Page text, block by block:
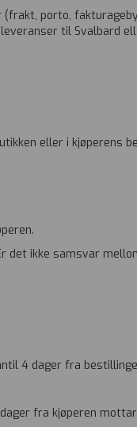
(frakt, porto,
til Svalbard
eller i kjøperens
det ikke samsvar
4 dager fra
fra kjøperen mottar